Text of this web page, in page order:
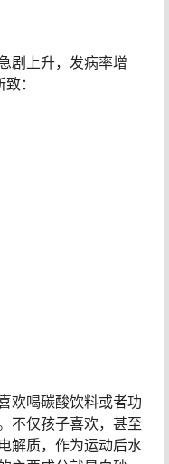
剧上升，发病率增
：